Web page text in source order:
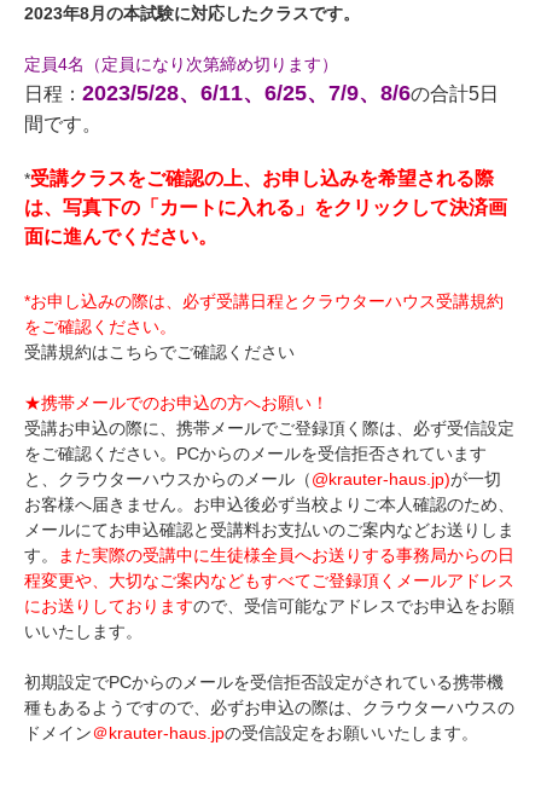
2023年8月の本試験に対応したクラスです。
定員4名 （定員になり次第締め切ります）
日程： 2023/5/28、6/11、6/25、7/9、8/6の合計5日
間です。
*受講クラスをご確認の上、お申し込みを希望される際
は、写真下の「カートに入れる」をクリックして決済画
面に進んでください。
*お申し込みの際は、必ず受講日程とクラウターハウス受講規約
をご確認ください。
受講規約はこちらでご確認ください
★携帯メールでのお申込の方へお願い！
受講お申込の際に、携帯メールでご登録頂く際は、必ず受信設定
をご確認ください。PCからのメールを受信拒否されています
と、クラウターハウスからのメール（@krauter-haus.jp)が一切
お客様へ届きません。お申込後必ず当校よりご本人確認のため、
メールにてお申込確認と受講料お支払いのご案内などお送りしま
す。
また実際の受講中に生徒様全員へお送りする事務局からの日
程変更や、大切なご案内などもすべてご登録頂くメールアドレス
にお送りしておりますので、受信可能なアドレスでお申込をお願
いいたします。
初期設定でPCからのメールを受信拒否設定がされている携帯機
種もあるようですので、必ずお申込の際は、クラウターハウスの
ドメイン＠krauter-haus.jpの受信設定をお願いいたします。